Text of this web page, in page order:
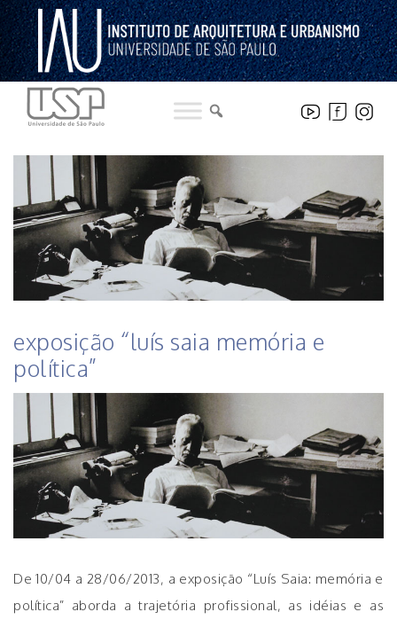
Pular
para
o
conteúdo
exposição “luís saia memória e
política”
De 10/04 a 28/06/2013, a exposição “Luís Saia: memória e
política” aborda a trajetória profissional, as idéias e as